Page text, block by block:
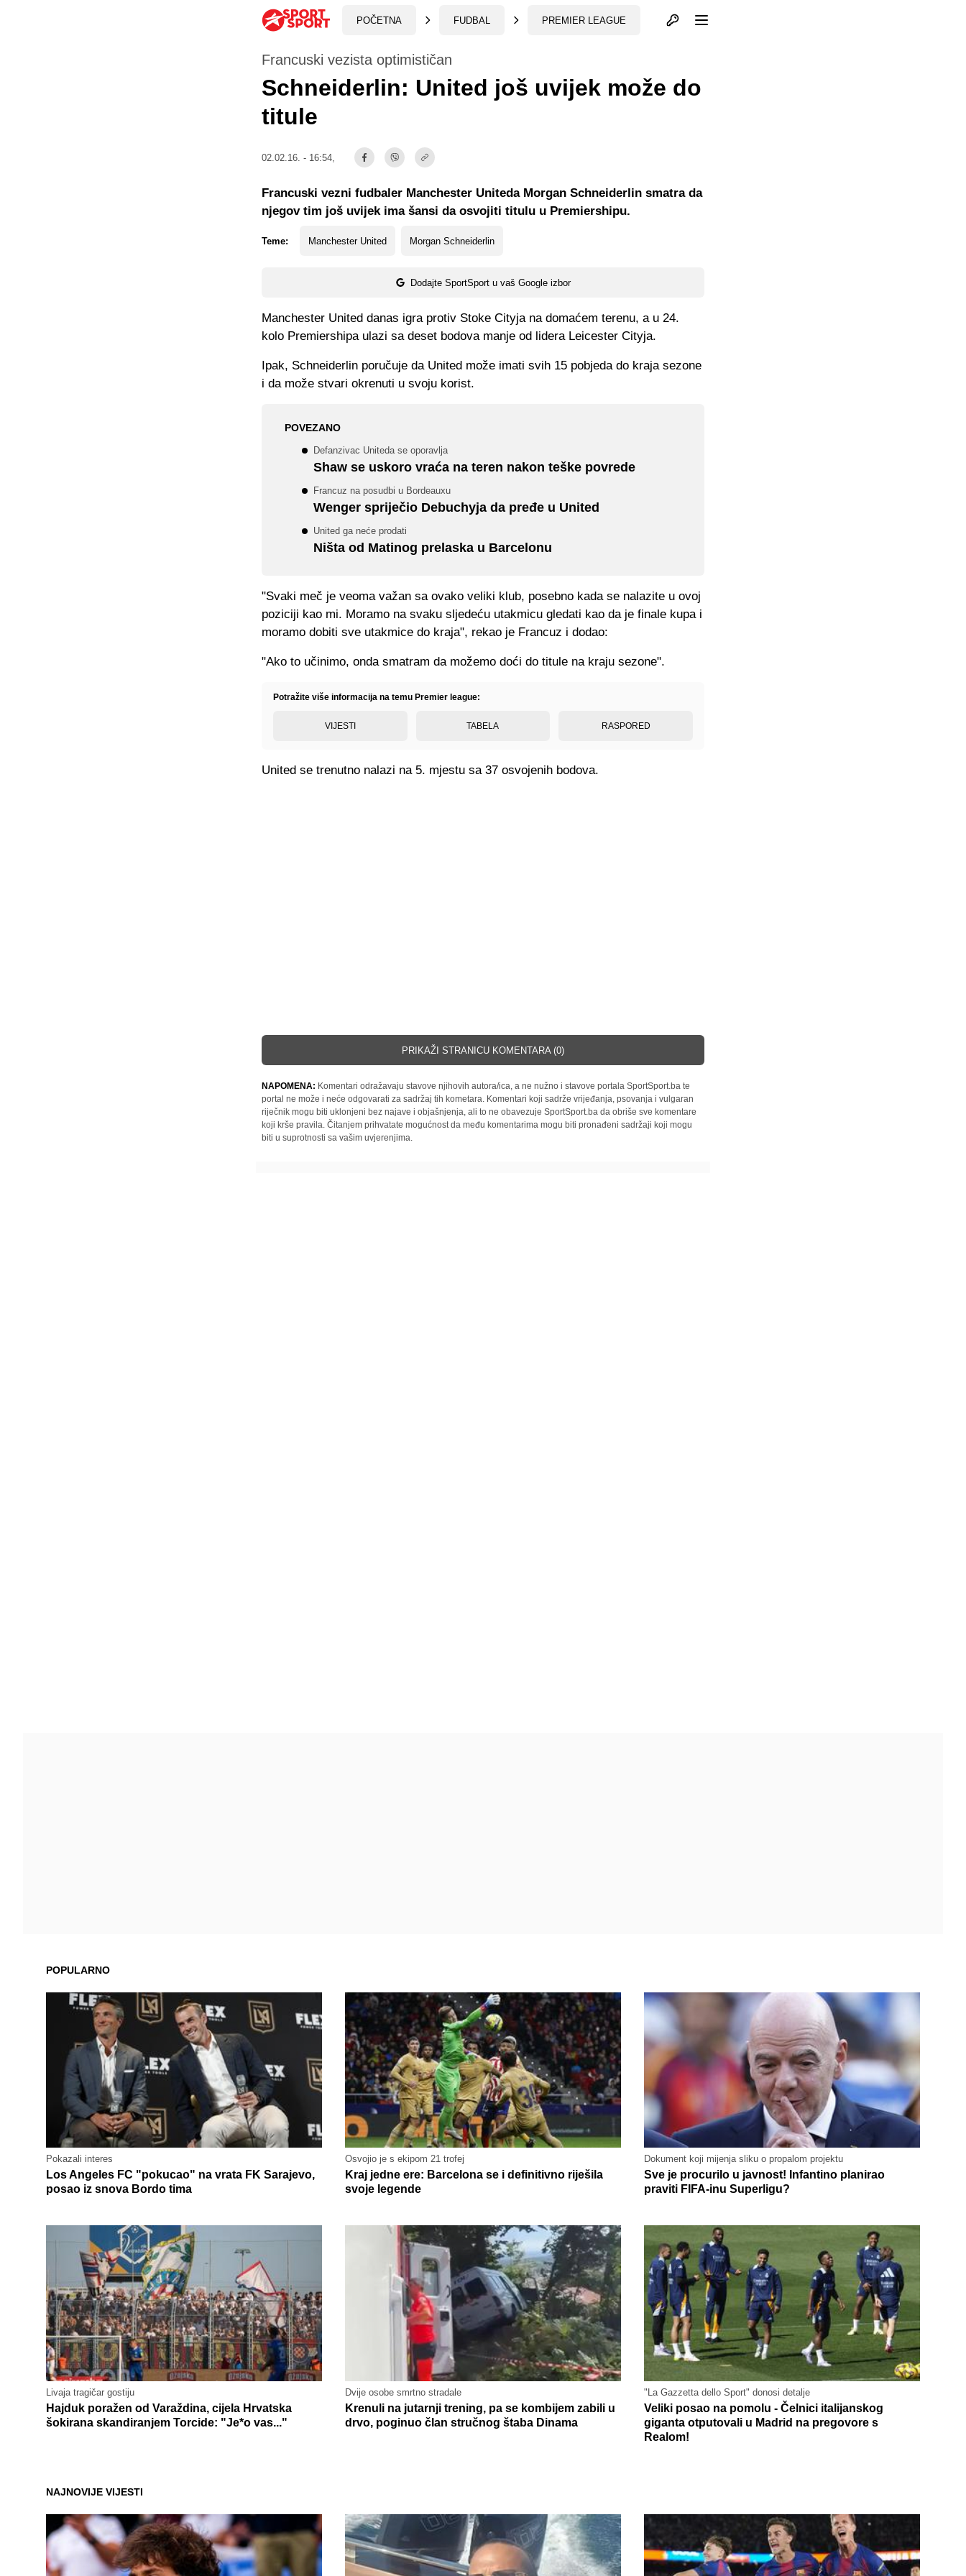
POČETNA FUDBAL PREMIER LEAGUE Otvori profil
Francuski vezista optimističan
Schneiderlin: United još uvijek može do
titule
02.02.16. - 16:54,
Teme: Manchester United Morgan Schneiderlin
Dodajte SportSport u vaš Google izbor
Francuski vezni fudbaler Manchester Uniteda Morgan Schneiderlin smatra da
njegov tim još uvijek ima šansi da osvojiti titulu u Premiershipu.
Manchester United danas igra protiv Stoke Cityja na domaćem terenu, a u 24.
kolo Premiershipa ulazi sa deset bodova manje od lidera Leicester Cityja.
Ipak, Schneiderlin poručuje da United može imati svih 15 pobjeda do kraja sezone
i da može stvari okrenuti u svoju korist.
POVEZANO
Defanzivac Uniteda se oporavlja
Shaw se uskoro vraća na teren nakon teške povrede
Francuz na posudbi u Bordeauxu
Wenger spriječio Debuchyja da pređe u United
United ga neće prodati
Ništa od Matinog prelaska u Barcelonu
"Svaki meč je veoma važan sa ovako veliki klub, posebno kada se nalazite u ovoj
poziciji kao mi. Moramo na svaku sljedeću utakmicu gledati kao da je finale kupa i
moramo dobiti sve utakmice do kraja", rekao je Francuz i dodao:
"Ako to učinimo, onda smatram da možemo doći do titule na kraju sezone".
Potražite više informacija na temu Premier league:
VIJESTI TABELA RASPORED
United se trenutno nalazi na 5. mjestu sa 37 osvojenih bodova.
PRIKAŽI STRANICU KOMENTARA (0)
NAPOMENA: Komentari odražavaju stavove njihovih autora/ica, a ne nužno i stavove portala SportSport.ba te
portal ne može i neće odgovarati za sadržaj tih kometara. Komentari koji sadrže vrijeđanja, psovanja i vulgaran
riječnik mogu biti uklonjeni bez najave i objašnjenja, ali to ne obavezuje SportSport.ba da obriše sve komentare
koji krše pravila. Čitanjem prihvatate mogućnost da među komentarima mogu biti pronađeni sadržaji koji mogu
biti u suprotnosti sa vašim uvjerenjima.
POPULARNO
Pokazali interes
Los Angeles FC "pokucao" na vrata FK Sarajevo,
posao iz snova Bordo tima
Osvojio je s ekipom 21 trofej
Kraj jedne ere: Barcelona se i definitivno riješila
svoje legende
Dokument koji mijenja sliku o propalom projektu
Sve je procurilo u javnost! Infantino planirao
praviti FIFA-inu Superligu?
Livaja tragičar gostiju
Hajduk poražen od Varaždina, cijela Hrvatska
šokirana skandiranjem Torcide: "Je*o vas..."
Dvije osobe smrtno stradale
Krenuli na jutarnji trening, pa se kombijem zabili u
drvo, poginuo član stručnog štaba Dinama
"La Gazzetta dello Sport" donosi detalje
Veliki posao na pomolu - Čelnici italijanskog
giganta otputovali u Madrid na pregovore s
Realom!
NAJNOVIJE VIJESTI